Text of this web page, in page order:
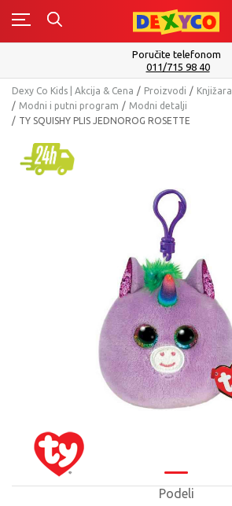
0
Poručite telefonom
011/715 98 40
Dexy Co Kids | Akcija & Cena Proizvodi
Knjižara
Modni i putni program
Modni detalji
TY SQUISHY PLIS JEDNOROG ROSETTE
Podeli